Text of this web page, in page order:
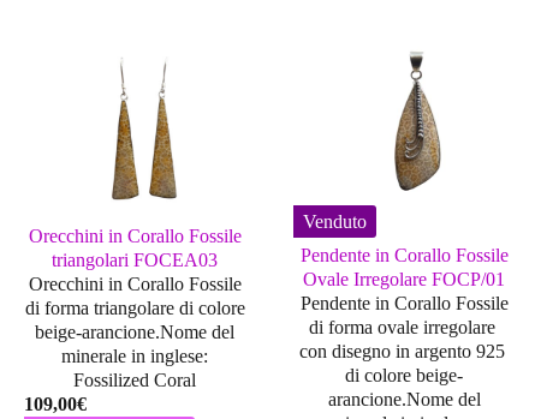
Orecchini in Corallo Fossile
triangolari FOCEA03
Orecchini in Corallo Fossile
di forma triangolare di colore
beige-arancione.Nome del
minerale in inglese:
Fossilized Coral
109,00€
Venduto
Pendente in Corallo Fossile
Ovale Irregolare FOCP/01
Pendente in Corallo Fossile
di forma ovale irregolare
con disegno in argento 925
di colore beige-
arancione.Nome del